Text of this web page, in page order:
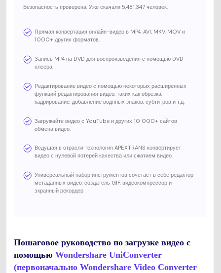
Безопасность проверена. Уже скачали 5,481,347 человек.
Прямая конвертация онлайн-видео в MP4, AVI, MKV, MOV и
1000+ других форматов.
Запись MP4 на DVD для воспроизведения с помощью DVD-
плеера.
Редактирование видео с помощью некоторых расширенных
функций редактирования видео, таких как обрезка,
кадрирование, добавление водяных знаков, субтитров и т.д.
Загружайте видео с YouTube и других 10 000+ сайтов
обмена видео.
Ведущая в отрасли технология APEXTRANS конвертирует
видео с нулевой потерей качества или сжатием видео.
Универсальный набор инструментов сочетает в себе редактор
метаданных видео, создатель GIF, видеокомпрессор и
экранный рекордер
Пошаговое руководство по загрузке видео с
помощью Wondershare UniConverter
(первоначально Wondershare Video Converter